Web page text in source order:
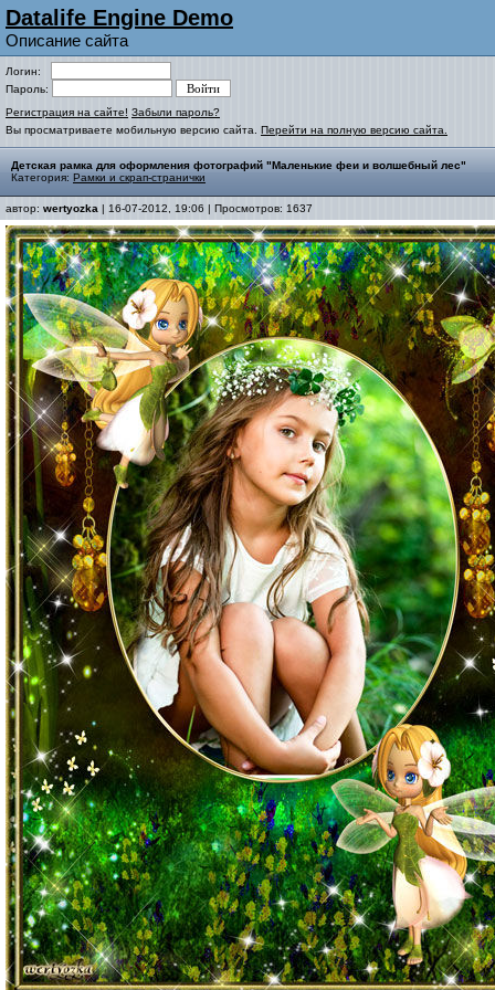
Datalife Engine Demo
Описание сайта
Логин:
Пароль:
Регистрация на сайте! Забыли пароль?
Вы просматриваете мобильную версию сайта. Перейти на полную версию сайта.
Детская рамка для оформления фотографий "Маленькие феи и волшебный лес"
Категория: Рамки и скрап-странички
автор: wertyozka | 16-07-2012, 19:06 | Просмотров: 1637